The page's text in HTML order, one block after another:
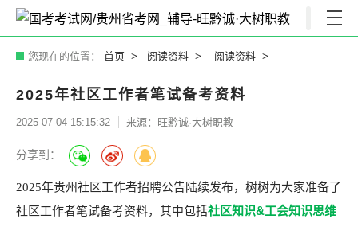
您现在的位置： 首页 阅读资料 阅读资料
2025年社区工作者笔试备考资料
2025-07-04 15:15:32 来源：旺黔诚·大树职教
分享到：
2025年贵州社区工作者招聘公告陆续发布，树树为大家准备了
社区工作者笔试备考资料，其中包括社区知识&工会知识思维